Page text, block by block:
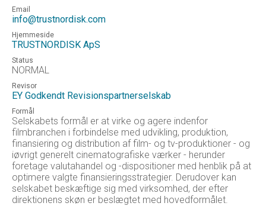
Email
info@trustnordisk.com
Hjemmeside
TRUSTNORDISK ApS
Status
NORMAL
Revisor
EY Godkendt Revisionspartnerselskab
Formål
Selskabets formål er at virke og agere indenfor
filmbranchen i forbindelse med udvikling, produktion,
finansiering og distribution af film- og tv-produktioner - og
iøvrigt generelt cinematografiske værker - herunder
foretage valutahandel og -dispositioner med henblik på at
optimere valgte finansieringsstrategier. Derudover kan
selskabet beskæftige sig med virksomhed, der efter
direktionens skøn er beslægtet med hovedformålet.